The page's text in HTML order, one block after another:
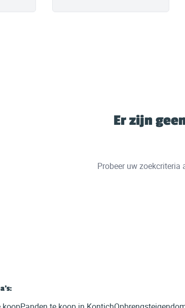
Er zijn
Probeer uw
: